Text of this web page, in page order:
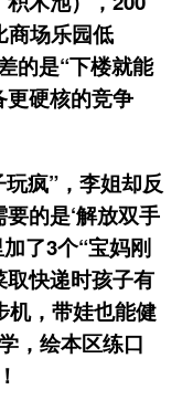
商场乐园低
的是“下楼就能
更硬核的竞争
疯”，李姐却反
的是‘解放双手
了3个“宝妈刚
取快递时孩子有
机，带娃也能健
，绘本区练口